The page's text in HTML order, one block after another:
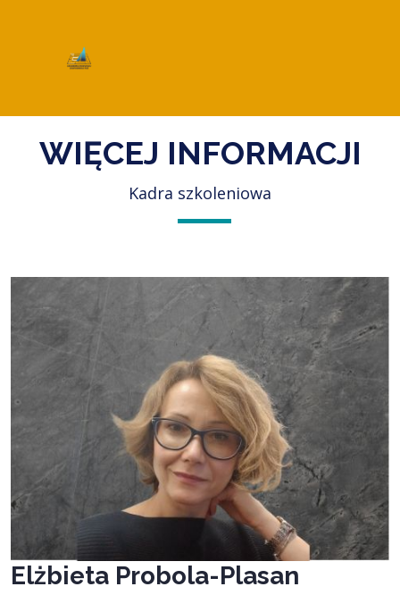
WIĘCEJ INFORMACJI
Kadra szkoleniowa
Elżbieta Probola-Plasan